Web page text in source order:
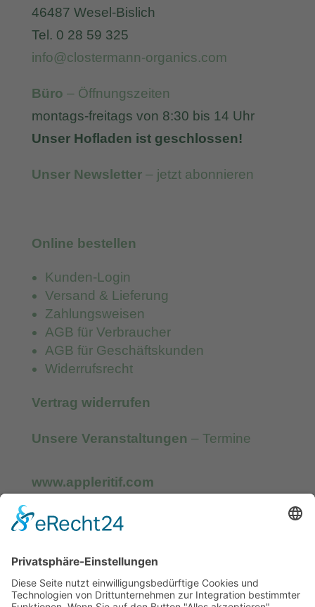
46487 Wesel-Bislich
Tel. 0 28 59 325
info@clostermann-organics.com
Büro – Öffnungszeiten
montags-freitags von 8:30 bis 14 Uhr
Unser Hofladen ist geschlossen!
Unser Newsletter– jetzt abonnieren
Online bestellen
Kunden-Login
Versand & Lieferung
Zahlungsweisen
AGB für Verbraucher
AGB für Geschäftskunden
Widerrufsrecht
Vertrag widerrufen
Unsere Veranstaltungen – Termine
www.appleritif.com